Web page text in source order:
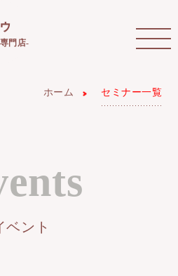
門店-
ホーム セミナー一覧
ベント